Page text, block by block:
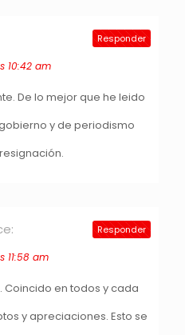
10:42 am
De lo mejor que he leido
y de periodismo
Responder
11:58 am
Coincido en todos y cada
y apreciaciones. Esto se
Responder